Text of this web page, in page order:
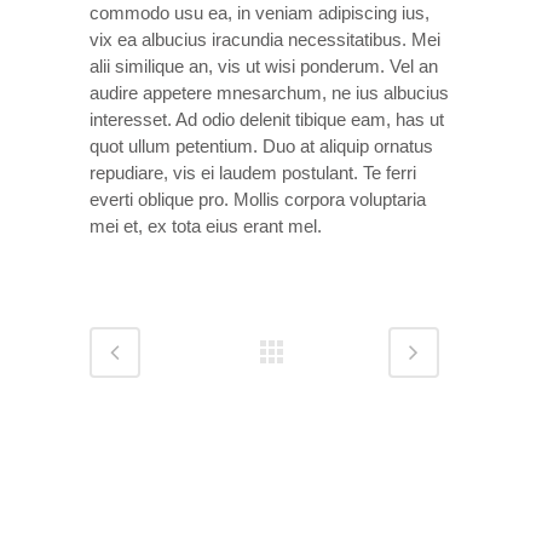
commodo usu ea, in veniam adipiscing ius,
vix ea albucius iracundia necessitatibus. Mei
alii similique an, vis ut wisi ponderum. Vel an
audire appetere mnesarchum, ne ius albucius
interesset. Ad odio delenit tibique eam, has ut
quot ullum petentium. Duo at aliquip ornatus
repudiare, vis ei laudem postulant. Te ferri
everti oblique pro. Mollis corpora voluptaria
mei et, ex tota eius erant mel.